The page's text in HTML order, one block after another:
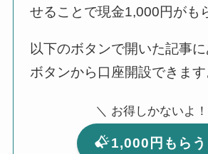
せることで現金1,000円がも
以下のボタンで開いた記事
ボタンから口座開設できます
＼ お得しかないよ
1,000円もらう